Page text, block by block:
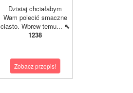
Dzisiaj chciałabym
Wam polecić smaczne
ciasto. Wbrew temu... ⇖
1238
Zobacz przepis!